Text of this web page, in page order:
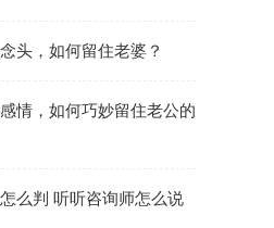
头，如何留住老婆？
情，如何巧妙留住老公的
么判 听听咨询师怎么说